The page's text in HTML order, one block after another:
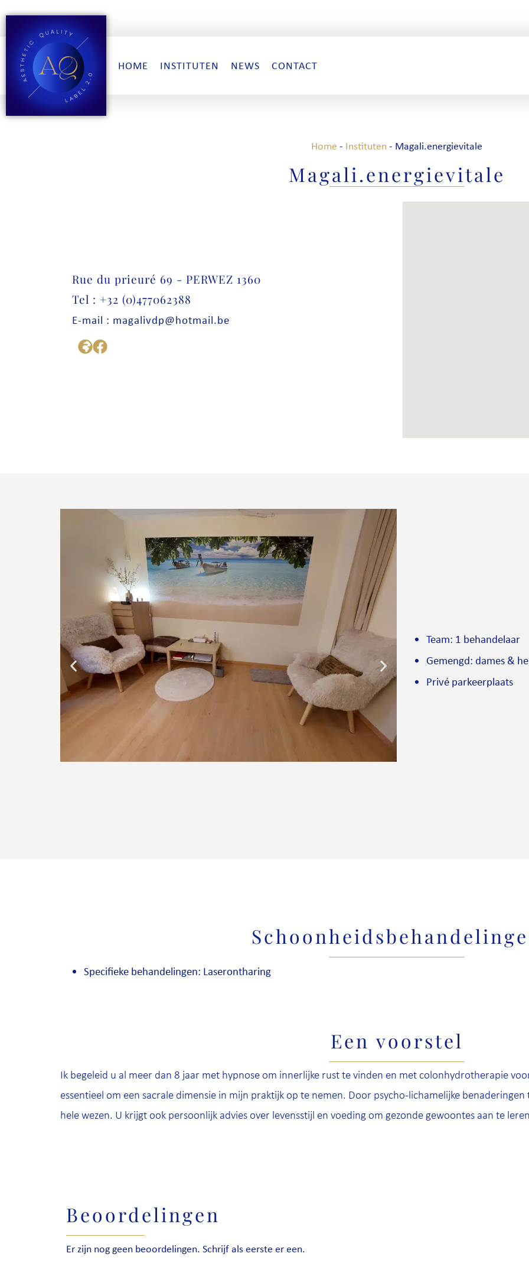
HOME INSTITUTEN NEWS CONTACT
Home - Instituten- Magali.energievitale
Magali.energievitale
Rue du prieuré 69 - PERWEZ 1360
Tel : +32 (0)477062388
E-mail : magalivdp@hotmail.be
Team: 1 behandelaar
Gemengd: dames &
Privé parkeerplaats
Specifieke behandelingen: Laserontharing
Een voorstel
Ik begeleid u al meer dan 8 jaar met hypnose om innerlijke rust te vinden en met colonhydrotherapie
essentieel om een sacrale dimensie in mijn praktijk op te nemen. Door psycho-lichamelijke
hele wezen. U krijgt ook persoonlijk advies over levensstijl en voeding om gezonde gewoontes aan te
Beoordelingen
Er zijn nog geen beoordelingen. Schrijf als eerste er een.